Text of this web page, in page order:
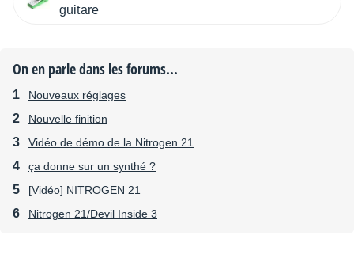
guitare
On en parle dans les forums...
Nouveaux réglages
Nouvelle finition
Vidéo de démo de la Nitrogen 21
ça donne sur un synthé ?
[Vidéo] NITROGEN 21
Nitrogen 21/Devil Inside 3